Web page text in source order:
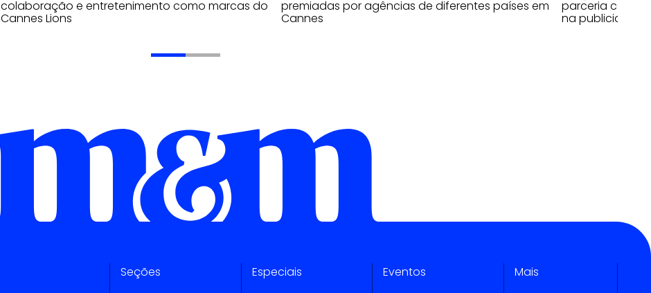
colaboração e entretenimento como marcas do
Cannes Lions
premiadas por agências de diferentes países em
Cannes
parceria com a
na publicidade
Seções Especiais Eventos Mais